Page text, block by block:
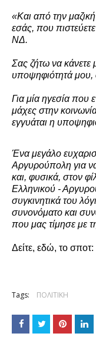
«Και από την
εσάς, που
ΝΔ.
Σας ζήτω να κάνετε
υποψηφιότητά μου,
Για μία ηγεσία που
μάχες στην
εγγυάται η
Ένα μεγάλο
Αργυρούπολη για
και, φυσικά, στον
Ελληνικού -
συγκινητικά του
συνονόματο και
που μας τίμησε με
Δείτε, εδώ, το σποτ:
Tags: ΠΟΛΙΤΙΚΗ